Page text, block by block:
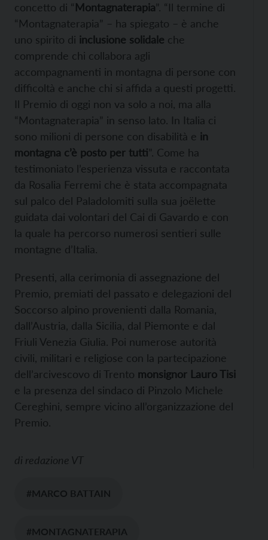
concetto di “Montagnaterapia”. “Il termine di
“Montagnaterapia” – ha spiegato – è anche
uno spirito di inclusione solidale che
comprende chi collabora agli
accompagnamenti in montagna di persone con
difficoltà e anche chi si affida a questi progetti.
Il Premio di oggi non va solo a noi, ma alla
“Montagnaterapia” in senso lato. In Italia ci
sono milioni di persone con disabilità e in
montagna c’è posto per tutti”. Come ha
testimoniato l’esperienza vissuta e raccontata
da Rosalia Ferremi che è stata accompagnata
sul palco del Paladolomiti sulla sua joëlette
guidata dai volontari del Cai di Gavardo e con
la quale ha percorso numerosi sentieri sulle
montagne d’Italia.
Presenti, alla cerimonia di assegnazione del
Premio, premiati del passato e delegazioni del
Soccorso alpino provenienti dalla Romania,
dall’Austria, dalla Sicilia, dal Piemonte e dal
Friuli Venezia Giulia. Poi numerose autorità
civili, militari e religiose con la partecipazione
dell’arcivescovo di Trento monsignor Lauro Tisi
e la presenza del sindaco di Pinzolo Michele
Cereghini, sempre vicino all’organizzazione del
Premio.
di redazione VT
#MARCO BATTAIN
#MONTAGNATERAPIA